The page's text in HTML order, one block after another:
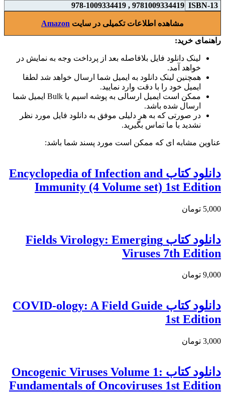
ISBN-13
9781009334419 , 978-1009334419
مشاهده اطلاعات تکمیلی در سایت Amazon
راهنمای خرید:
لینک دانلود فایل بلافاصله بعد از پرداخت وجه به نمایش در
خواهد آمد.
همچنین لینک دانلود به ایمیل شما ارسال خواهد شد لطفا
ایمیل خود را با دقت وارد نمایید.
ممکن است ایمیل ارسالی به پوشه اسپم یا Bulk ایمیل شما
ارسال شده باشد.
در صورتی که به هر دلیلی موفق به دانلود فایل مورد نظر
نشدید با ما تماس بگیرید.
عناوین مشابه ای که ممکن است مورد پسند شما باشد:
دانلود كتاب Encyclopedia of Infection and
Immunity (4 Volume set) 1st Edition
5,000 تومان
دانلود کتاب Fields Virology: Emerging
Viruses 7th Edition
9,000 تومان
دانلود كتاب COVID-ology: A Field Guide
1st Edition
3,000 تومان
دانلود کتاب Oncogenic Viruses Volume 1:
Fundamentals of Oncoviruses 1st Edition